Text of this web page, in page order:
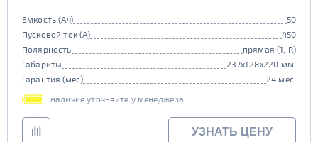
Емкость (Ач)
50
Пусковой ток (А)
450
Полярность
прямая (1, R)
Габариты
237x128x220 мм.
Гарантия (мес)
24 мес.
наличие уточняйте у менеджера
УЗНАТЬ ЦЕНУ